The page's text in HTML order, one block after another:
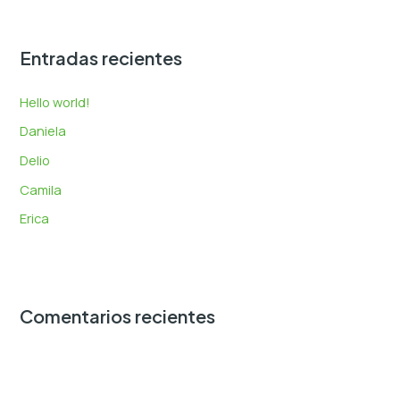
a
p
o
r
:
Entradas recientes
Hello world!
Daniela
Delio
Camila
Erica
Comentarios recientes